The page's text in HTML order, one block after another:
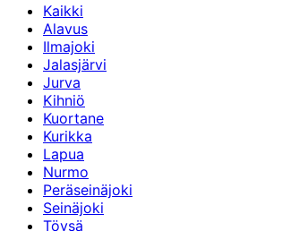
Kaikki
Alavus
Ilmajoki
Jalasjärvi
Jurva
Kihniö
Kuortane
Kurikka
Lapua
Nurmo
Peräseinäjoki
Seinäjoki
Töysä